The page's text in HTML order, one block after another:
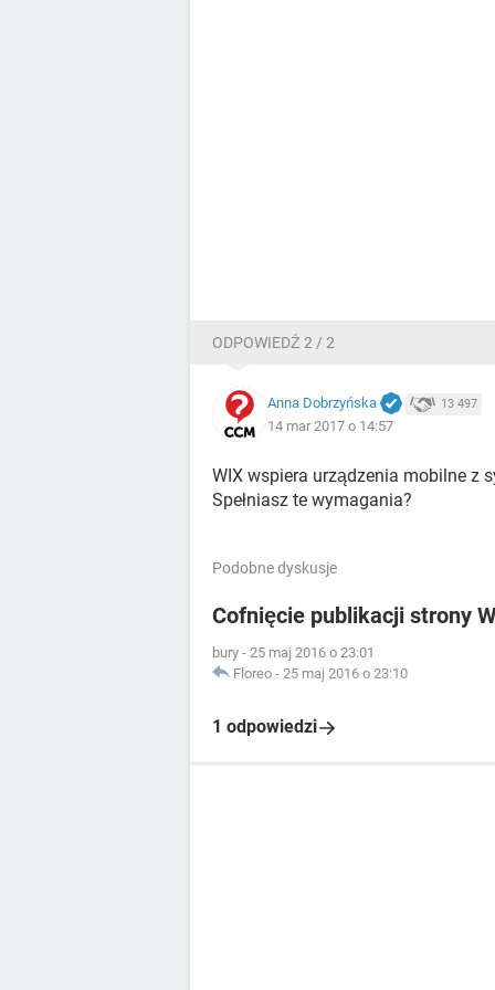
ODPOWIEDŹ 2 / 2
Anna Dobrzyńska 13 497
14 mar 2017 o 14:57
WIX wspiera urządzenia mobilne z
Spełniasz te wymagania?
Podobne dyskusje
Cofnięcie publikacji strony
bury - 25 maj 2016 o 23:01
Floreo - 25 maj 2016 o 23:10
1 odpowiedzi